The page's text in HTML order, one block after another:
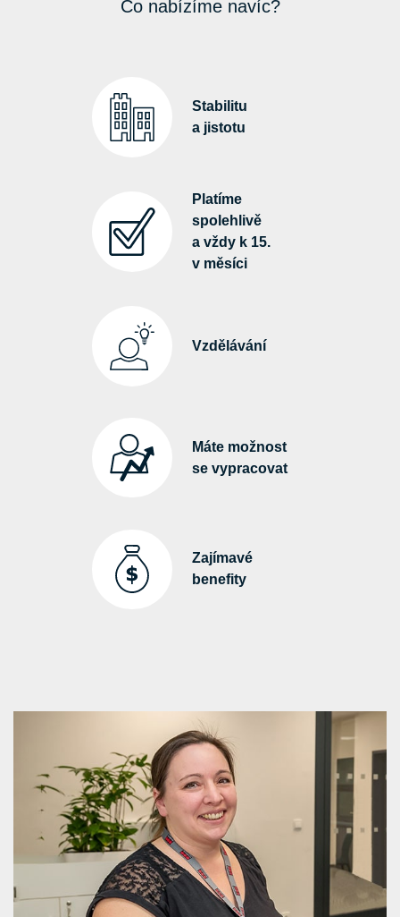
Co nabízíme navíc?
Stabilitu
a jistotu
Platíme
spolehlivě
a vždy k 15.
v měsíci
Vzdělávání
Máte možnost
se vypracovat
Zajímavé
benefity